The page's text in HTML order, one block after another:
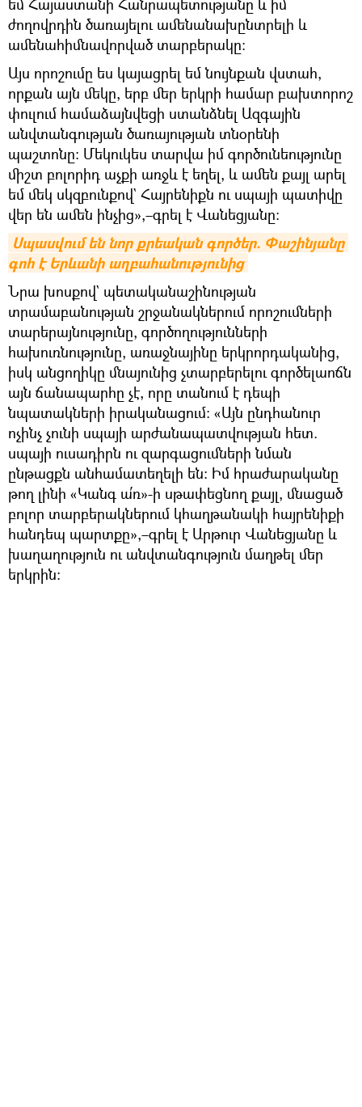
եմ Հայաստանի Հանրապետությանը և իմ
ժողովրդին ծառայելու ամենանախընտրելի և
ամենահիմնավորված տարբերակը։
Այս որոշումը ես կայացրել եմ նույնքան վստահ,
որքան այն մեկը, երբ մեր երկրի համար բախտորոշ
փուլում համաձայնվեցի ստանձնել Ազգային
անվտանգության ծառայության տնօրենի
պաշտոնը։ Մեկուկես տարվա իմ գործունեությունը
միշտ բոլորիդ աչքի առջև է եղել, և ամեն քայլ արել
եմ մեկ սկզբունքով` Հայրենիքն ու սպայի պատիվը
վեր են ամեն ինչից»,–գրել է Վանեցյանը:
Սպասվում են նոր քրեական գործեր. Փաշինյանը
գոհ է Երևանի աղբահանությունից
Նրա խոսքով` պետականաշինության
տրամաբանության շրջանակներում որոշումների
տարերայնությունը, գործողությունների
հախուռնությունը, առաջնայինը երկրորդականից,
իսկ անցողիկը մնայունից չտարբերելու գործելաոճն
այն ճանապարհը չէ, որը տանում է դեպի
նպատակների իրականացում։ «Այն ընդհանուր
ոչինչ չունի սպայի արժանապատվության հետ.
սպայի ուսադիրն ու զարգացումների նման
ընթացքն անհամատեղելի են։ Իմ հրաժարականը
թող լինի «Կանգ ա՛ռ»-ի սթափեցնող քայլ, մնացած
բոլոր տարբերակներում կհաղթանակի հայրենիքի
հանդեպ պարտքը»,–գրել է Արթուր Վանեցյանը և
խաղաղություն ու անվտանգություն մաղթել մեր
երկրին։